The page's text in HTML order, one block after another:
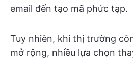
email đến tạo mã phức tạp.
Tuy nhiên, khi thị trường
mở rộng, nhiều lựa chọn